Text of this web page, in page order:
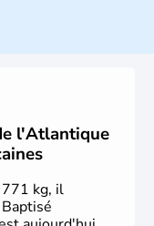
avant l'arrivée
du continent par
13 colonies
d'indépendance
en 1787.
l'entrée dans une
l'Atlantique
kg, il